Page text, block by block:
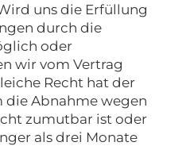
uns die Erfüllung
durch die
oder
wir vom Vertrag
Recht hat der
die Abnahme wegen
zumutbar ist oder
als drei Monate